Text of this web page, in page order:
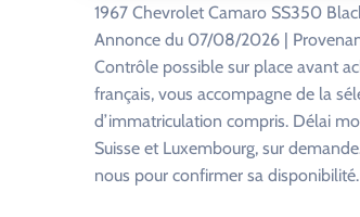
1967 Chevrolet Camaro SS350
Annonce du 07/08/2026 |
Contrôle possible sur place avant
français, vous accompagne de la
d’immatriculation compris. Délai
Suisse et Luxembourg, sur
nous pour confirmer sa disponibilité.